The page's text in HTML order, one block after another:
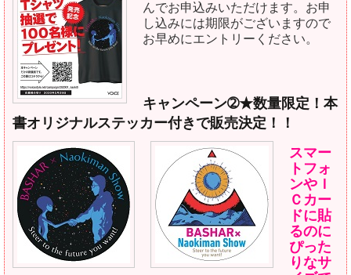
んでお申込みいただけます。お申
し込みには期限がございますので
お早めにエントリーください。
キャンペーン➁★数量限定！本
書オリジナルステッカー付きで販売決定！！
スマー
トフォ
ンやＩ
Ｃカー
ドに貼
るのに
ぴった
りなサ